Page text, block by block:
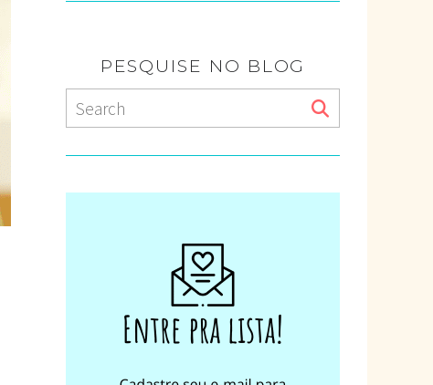
PESQUISE NO BLOG